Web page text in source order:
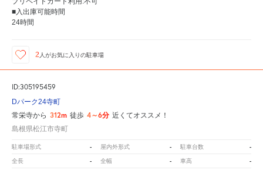
■入出庫可能時間
24時間
2 人がお気に入りの駐車場
ID:305195459
Dパーク24寺町
常栄寺から 312m 徒歩 4～6分 近くてオススメ！
島根県松江市寺町
駐車場形式 - 屋内外形式 - 駐車台数 -
全長 - 全幅 - 車高 -